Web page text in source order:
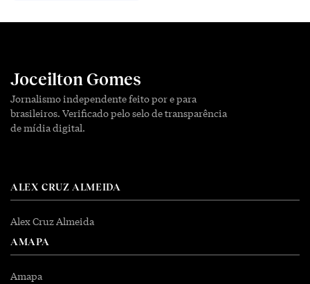
Joceilton Gomes
Jornalismo independente feito por e para
brasileiros. Verificado pelo selo de transparência
de mídia digital.
ALEX CRUZ ALMEIDA
Alex Cruz Almeida
AMAPA
Amapa